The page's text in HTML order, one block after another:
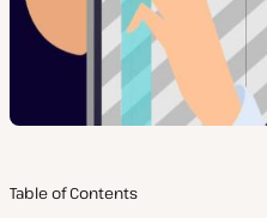
Table of Contents